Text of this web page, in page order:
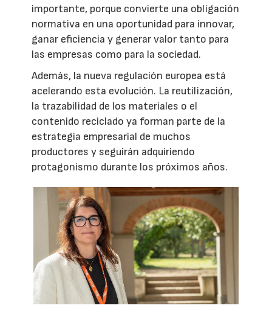
importante, porque convierte una obligación
normativa en una oportunidad para innovar,
ganar eficiencia y generar valor tanto para
las empresas como para la sociedad.
Además, la nueva regulación europea está
acelerando esta evolución. La reutilización,
la trazabilidad de los materiales o el
contenido reciclado ya forman parte de la
estrategia empresarial de muchos
productores y seguirán adquiriendo
protagonismo durante los próximos años.